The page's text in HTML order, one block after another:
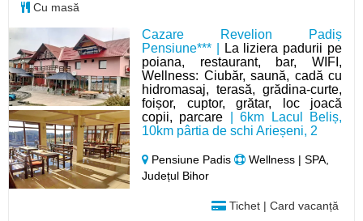
Cazare Revelion Padiș
Pensiune*** |
La liziera padurii pe
poiana, restaurant, bar, WIFI,
Wellness: Ciubăr, saună, cadă cu
hidromasaj, terasă, grădina-curte,
foișor, cuptor, grătar, loc joacă
copii, parcare | 6km Lacul Beliș,
10km pârtia de schi Arieșeni, 2
Pensiune Padis
Wellness | SPA,
Județul Bihor
Tichet | Card vacanță
Cu masă